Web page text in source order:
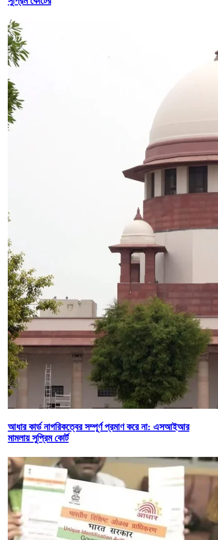
আধার কার্ড নাগরিকত্বের সম্পূর্ণ প্রমাণ করে না: এসআইআর
মামলায় সুপ্রিম কোর্ট